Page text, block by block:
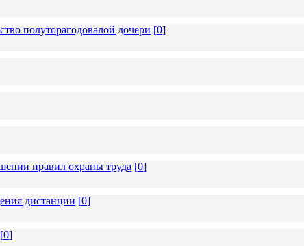
полуторагодовалой дочери [0]
правил охраны труда [0]
дистанции [0]
[0]